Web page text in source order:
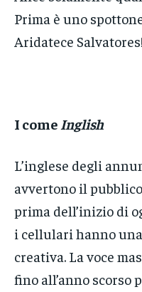
Prima è uno
Aridatece
I come Inglish
L’inglese degli
avvertono il
prima dell’inizio di
i cellulari hanno
creativa. La voce
fino all’anno scorso